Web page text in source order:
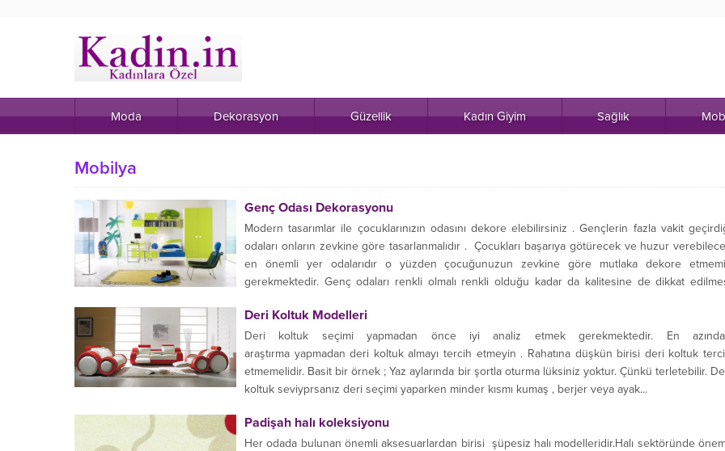
Moda Dekorasyon Güzellik Kadın Giyim Sağlık
Mobilya
Genç Odası Dekorasyonu
Modern tasarımlar ile çocuklarınızın odasını dekore elebilirsiniz . Gençlerin fazla vakit
odaları onların zevkine göre tasarlanmalıdır . Çocukları başarıya götürecek ve huzur
en önemli yer odalarıdır o yüzden çocuğunuzun zevkine göre mutlaka dekore
gerekmektedir. Genç odaları renkli olmalı renkli olduğu kadar da kalitesine de dikkat
Deri Koltuk Modelleri
Deri koltuk seçimi yapmadan önce iyi analiz etmek gerekmektedir. En
araştırma yapmadan deri koltuk almayı tercih etmeyin . Rahatına düşkün birisi deri koltuk
etmemelidir. Basit bir örnek ; Yaz aylarında bir şortla oturma lüksiniz yoktur. Çünkü terletebilir.
koltuk seviyprsanız deri seçimi yaparken minder kısmı kumaş , berjer veya ayak...
Padişah halı koleksiyonu
Her odada bulunan önemli aksesuarlardan birisi şüpesiz halı modelleridir.Halı sektöründe